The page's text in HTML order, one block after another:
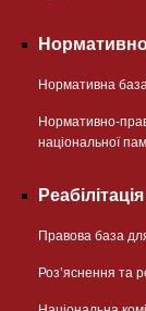
Нормативна
Нормативно-
національної
Реабілітація
Правова база
Розʼяснення та